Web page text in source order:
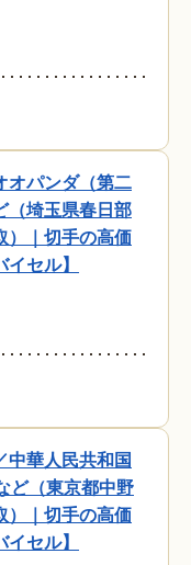
オパンダ（第二
（埼玉県春日部
）｜切手の高価
セル】
中華人民共和国
ど（東京都中野
）｜切手の高価
セル】